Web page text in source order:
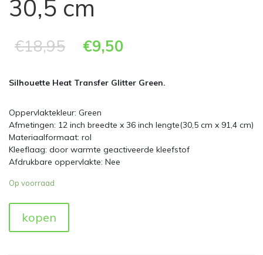
30,5 cm
€18,95 €9,50
Silhouette Heat Transfer Glitter Green.
Oppervlaktekleur: Green
Afmetingen: 12 inch breedte x 36 inch lengte(30,5 cm x 91,4 cm)
Materiaalformaat: rol
Kleeflaag: door warmte geactiveerde kleefstof
Afdrukbare oppervlakte: Nee
Op voorraad
kopen